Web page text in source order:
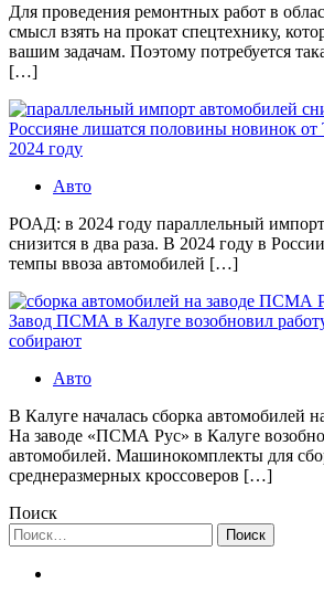
Для проведения ремонтных работ в
смысл взять на прокат спецтехнику,
вашим задачам. Поэтому потребуется
[…]
Россияне лишатся половины новинок
2024 году
Авто
РОАД: в 2024 году параллельный
снизится в два раза. В 2024 году в
темпы ввоза автомобилей […]
Завод ПСМА в Калуге возобновил
собирают
Авто
В Калуге началась сборка автомобилей
На заводе «ПСМА Рус» в Калуге
автомобилей. Машинокомплекты для
среднеразмерных кроссоверов […]
Поиск
Найти: